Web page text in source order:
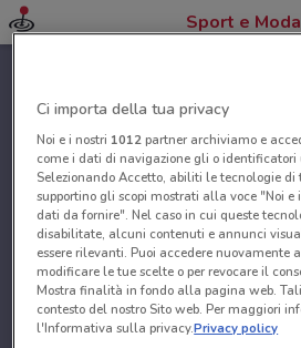
Sport e Moda
Ci importa della tua privacy
Noi e i nostri 1012partner archiviamo e
come i dati di navigazione gli o identificatori
Selezionando Accetto, abiliti le tecnologie
supportino gli scopi mostrati alla voce "Noi
dati da fornire". Nel caso in cui queste
disabilitate, alcuni contenuti e annunci
essere rilevanti. Puoi accedere nuovamente
modificare le tue scelte o per revocare il
Mostra finalità in fondo alla pagina web.
contesto del nostro Sito web. Per maggiori
l'Informativa sulla privacy.Privacy policy